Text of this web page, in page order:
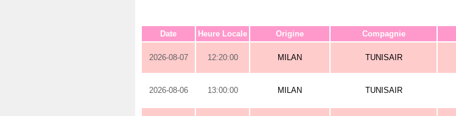
Date Heure Locale Origine Compagnie
2026-08-07 12:20:00 MILAN TUNISAIR
2026-08-06 13:00:00 MILAN TUNISAIR